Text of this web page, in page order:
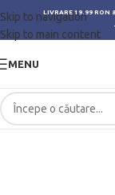
Skip to navigation
Skip to main content
LIVRARE 19.99 RON
MENU